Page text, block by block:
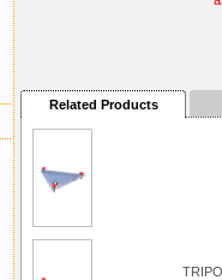
Related Products